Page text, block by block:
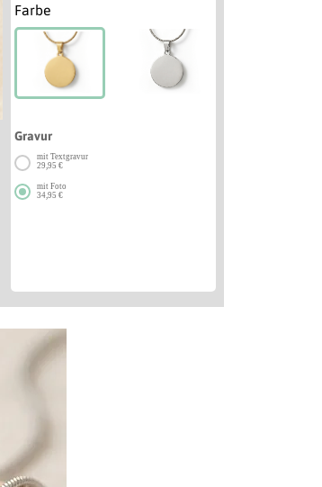
Farbe
Gravur
mit Textgravur
29,95 €
mit Foto
34,95 €